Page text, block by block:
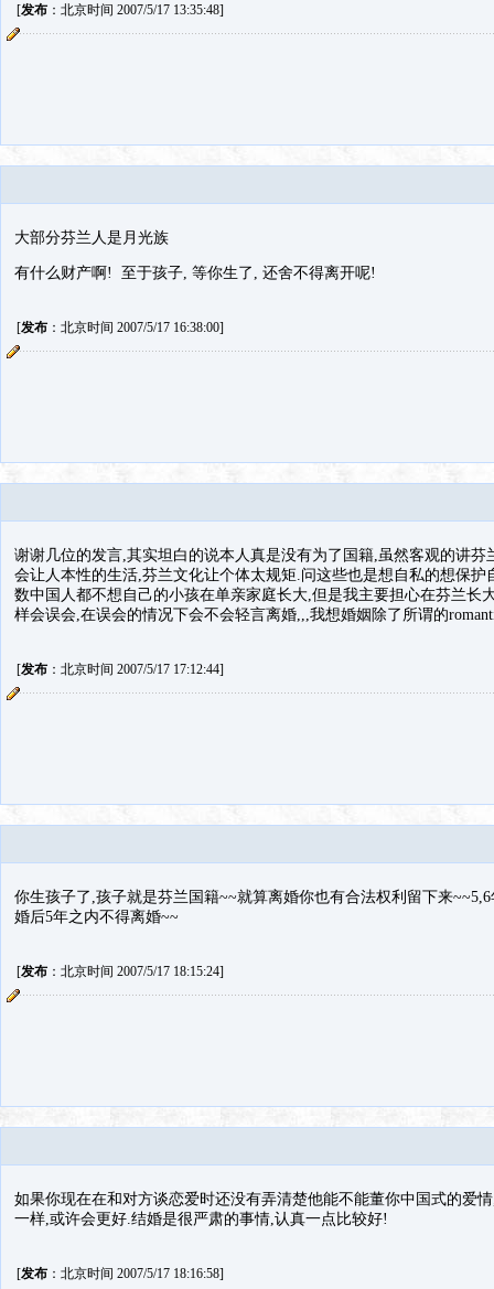
[发布：北京时间 2007/5/17 13:35:48]
大部分芬兰人是月光族
有什么财产啊! 至于孩子, 等你生了, 还舍不得离开呢!
[发布：北京时间 2007/5/17 16:38:00]
谢谢几位的发言,其实坦白的说本人真是没有为了国籍,虽然客观的讲
会让人本性的生活,芬兰文化让个体太规矩.问这些也是想自私的想保
数中国人都不想自己的小孩在单亲家庭长大,但是我主要担心在芬兰长
样会误会,在误会的情况下会不会轻言离婚,,,我想婚姻除了所谓的
[发布：北京时间 2007/5/17 17:12:44]
你生孩子了,孩子就是芬兰国籍~~就算离婚你也有合法权利留下来
婚后5年之内不得离婚~~
[发布：北京时间 2007/5/17 18:15:24]
如果你现在在和对方谈恋爱时还没有弄清楚他能不能董你中国式的爱
一样,或许会更好.结婚是很严肃的事情,认真一点比较好!
[发布：北京时间 2007/5/17 18:16:58]